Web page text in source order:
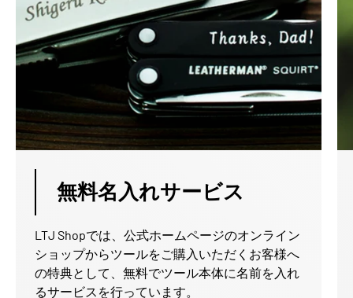
無料名入れサービス
LTJ Shopでは、公式ホームページのオンライン
ショップからツールをご購入いただくお客様へ
の特典として、無料でツール本体に名前を入れ
るサービスを行っています。